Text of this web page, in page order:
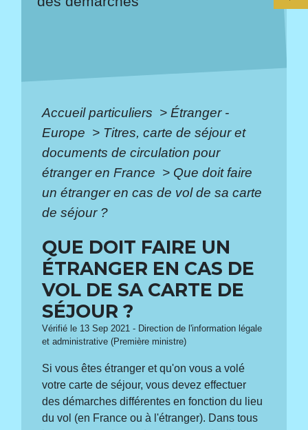
Accueil particuliers > Étranger -
Europe > Titres, carte de séjour et
documents de circulation pour
étranger en France > Que doit faire
un étranger en cas de vol de sa carte
de séjour ?
QUE DOIT FAIRE UN
ÉTRANGER EN CAS DE
VOL DE SA CARTE DE
SÉJOUR ?
Vérifié le 13 Sep 2021 - Direction de l'information légale
et administrative (Première ministre)
Si vous êtes étranger et qu'on vous a volé
votre carte de séjour, vous devez effectuer
des démarches différentes en fonction du lieu
du vol (en France ou à l'étranger). Dans tous